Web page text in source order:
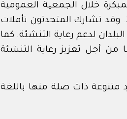
خلال الجمعية العمومية
للصحة العالمية الواحدة والسبعين في أيار/مايو 2018. وقد تشارك المتحدثون تأملات
لدعم رعاية التنشئة. كما
من أجل تعزيز رعاية التنشئة
متنوعة ذات صلة منها باللغة